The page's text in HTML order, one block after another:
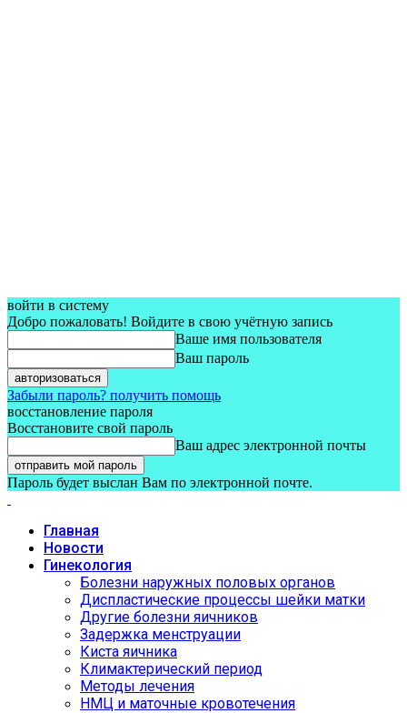
войти в систему
Добро пожаловать! Войдите в свою учётную запись
Ваше имя пользователя
Ваш пароль
Забыли пароль? получить помощь
восстановление пароля
Восстановите свой пароль
Ваш адрес электронной почты
Пароль будет выслан Вам по электронной почте.
Главная
Новости
Гинекология
Болезни наружных половых органов
Диспластические процессы шейки матки
Другие болезни яичников
Задержка менструации
Киста яичника
Климактерический период
Методы лечения
НМЦ и маточные кровотечения